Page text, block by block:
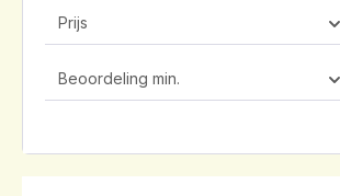
Prijs
Beoordeling min.